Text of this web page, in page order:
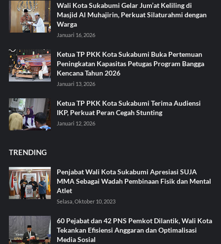
Wali Kota Sukabumi Gelar Jum’at Keliling di
Masjid Al Muhajirin, Perkuat Silaturahmi dengan
Warga
Januari 16, 2026
Ketua TP PKK Kota Sukabumi Buka Pertemuan
Peningkatan Kapasitas Petugas Program Bangga
Kencana Tahun 2026
Januari 13, 2026
Ketua TP PKK Kota Sukabumi Terima Audiensi
IKP, Perkuat Peran Cegah Stunting
Januari 12, 2026
TRENDING
Penjabat Wali Kota Sukabumi Apresiasi SUJA
MMA Sebagai Wadah Pembinaan Fisik dan Mental
Atlet
Selasa, Oktober 10, 2023
60 Pejabat dan 42 PNS Pemkot Dilantik, Wali Kota
Tekankan Efisiensi Anggaran dan Optimalisasi
Media Sosial